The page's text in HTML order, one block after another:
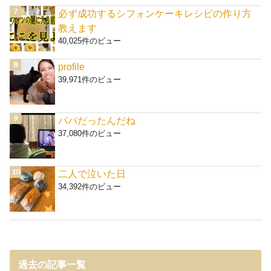
必ず成功するシフォンケーキレシピの作り方
教えます
40,025件のビュー
profile
39,971件のビュー
パパだったんだね
37,080件のビュー
二人で泣いた日
34,392件のビュー
過去の記事一覧